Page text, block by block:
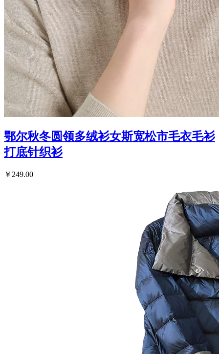
鄂尔秋冬圆领多绒衫女斯宽松市毛衣毛衫
打底针织衫
￥249.00